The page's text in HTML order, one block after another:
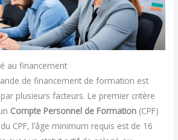
au financement
de financement de formation est
plusieurs facteurs. Le premier critère
Compte Personnel de Formation (CPF)
CPF, l’âge minimum requis est de 16